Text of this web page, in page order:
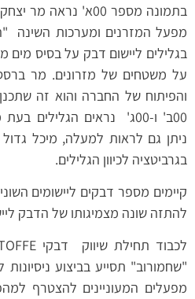
בתמונה מספר 00א'
מפעל המזרנים ומערכות השינה
על משטחים של מזרונים. מר
והפיתוח של החברה והוא זה
ניתן גם לראות למעלה, מיכל
בגרביטציה לכיוון הגלילים.
קיימים מספר דבקים ליישומים
להתזה שונה מצמיגותו של הדבק
"שחמורוב" תסייע בביצוע
מפעלים המעוניינים להצטרף